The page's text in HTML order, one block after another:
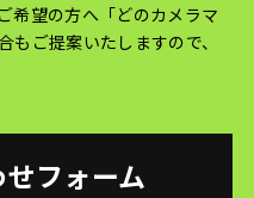
希望の方へ 「どのカメラマ
ご提案いたしますので、
フォーム